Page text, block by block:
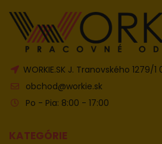
WORKIE.SK J. Tranovského 1279/1
obchod@workie.sk
Po - Pia: 8:00 - 17:00
KATEGÓRIE